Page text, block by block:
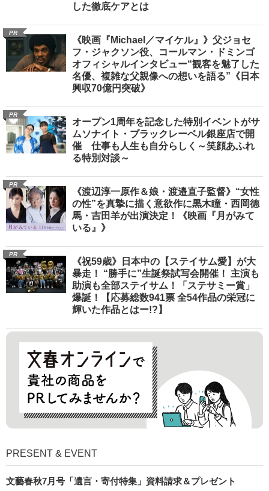
した徹底ケアとは
PR
《映画『Michael／マイケル』》父ジョセ
フ・ジャクソン役、コールマン・ドミンゴ
オフィシャルインタビュー“観客を魅了した
名優、複雑な父親像への想いを語る”《日本
興収70億円突破》
PR
オープン1周年を記念した特別イベントがサ
ムソナイト・ブラックレーベル銀座店で開
催 仕事も人生も自分らしく～笑顔あふれ
る特別対談～
PR
《渡辺淳一原作＆娘・渡邉直子監督》“女性
の性”を真摯に描く意欲作に黒木瞳・西岡德
馬・吉田羊が出演決定！《映画『月がみて
いる』》
PR
《祝59歳》日本中の【ステイサム愛】が大
暴走！ “勝手に”生誕祭試写会開催！ 主演も
助演も全部ステイサム！「ステサミー賞」
爆誕！【応募総数941票 全54作品の栄冠に
輝いた作品とはー!?】
PRESENT & EVENT
文藝春秋7月号「遺言・寄付特集」資料請求＆プレゼント